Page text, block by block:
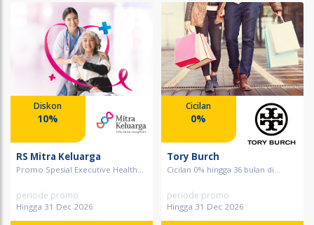
Diskon
10%
RS Mitra Keluarga
Promo Spesial Executive Health...
periode promo
Hingga 31 Dec 2026
Cicilan
0%
Tory Burch
Cicilan 0% hingga 36 bulan di...
periode promo
Hingga 31 Dec 2026